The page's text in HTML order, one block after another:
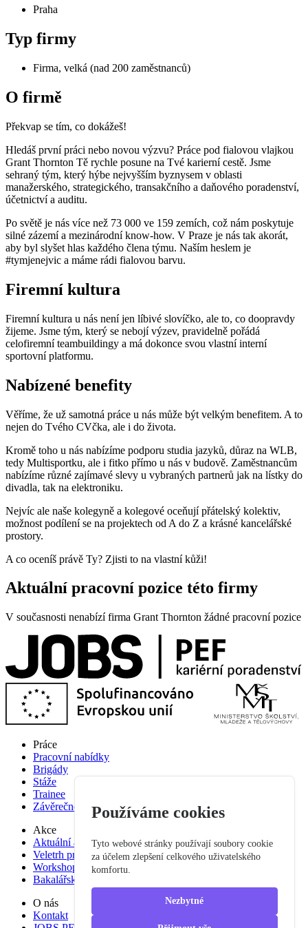
Praha
Typ firmy
Firma, velká (nad 200 zaměstnanců)
O firmě
Překvap se tím, co dokážeš!
Hledáš první práci nebo novou výzvu? Práce pod fialovou vlajkou
Grant Thornton Tě rychle posune na Tvé karierní cestě. Jsme
sehraný tým, který hýbe nejvyšším byznysem v oblasti
manažerského, strategického, transakčního a daňového poradenství,
účetnictví a auditu.
Po světě je nás více než 73 000 ve 159 zemích, což nám poskytuje
silné zázemí a mezinárodní know-how. V Praze je nás tak akorát,
aby byl slyšet hlas každého člena týmu. Naším heslem je
#tymjenejvic a máme rádi fialovou barvu.
Firemní kultura
Firemní kultura u nás není jen líbivé slovíčko, ale to, co doopravdy
žijeme. Jsme tým, který se nebojí výzev, pravidelně pořádá
celofiremní teambuildingy a má dokonce svou vlastní interní
sportovní platformu.
Nabízené benefity
Věříme, že už samotná práce u nás může být velkým benefitem. A to
nejen do Tvého CVčka, ale i do života.
Kromě toho u nás nabízíme podporu studia jazyků, důraz na WLB,
tedy Multisportku, ale i fitko přímo u nás v budově. Zaměstnancům
nabízíme různé zajímavé slevy u vybraných partnerů jak na lístky do
divadla, tak na elektroniku.
Nejvíc ale naše kolegyně a kolegové oceňují přátelský kolektiv,
možnost podílení se na projektech od A do Z a krásné kancelářské
prostory.
A co oceníš právě Ty? Zjisti to na vlastní kůži!
Aktuální pracovní pozice této firmy
V současnosti nenabízí firma Grant Thornton žádné pracovní pozice
Práce
Pracovní nabídky
Brigády
Stáže
Trainee
Závěrečné práce
Akce
Aktuální akce
Veletrh pracovních příležitostí
Workshop studium pro praxi
Bakalářská praxe
O nás
Kontakt
Používáme cookies
Tyto webové stránky používají soubory cookie
za účelem zlepšení celkového uživatelského
komfortu.
Nezbytné